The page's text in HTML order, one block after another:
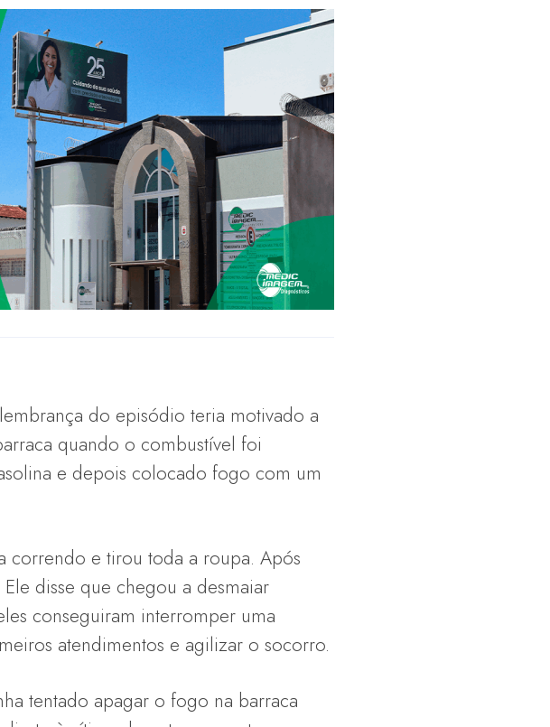
do episódio teria motivado a
quando o combustível foi
e depois colocado fogo com um
correndo e tirou toda a roupa. Após
disse que chegou a desmaiar
conseguiram interromper uma
atendimentos e agilizar o socorro.
tentado apagar o fogo na barraca